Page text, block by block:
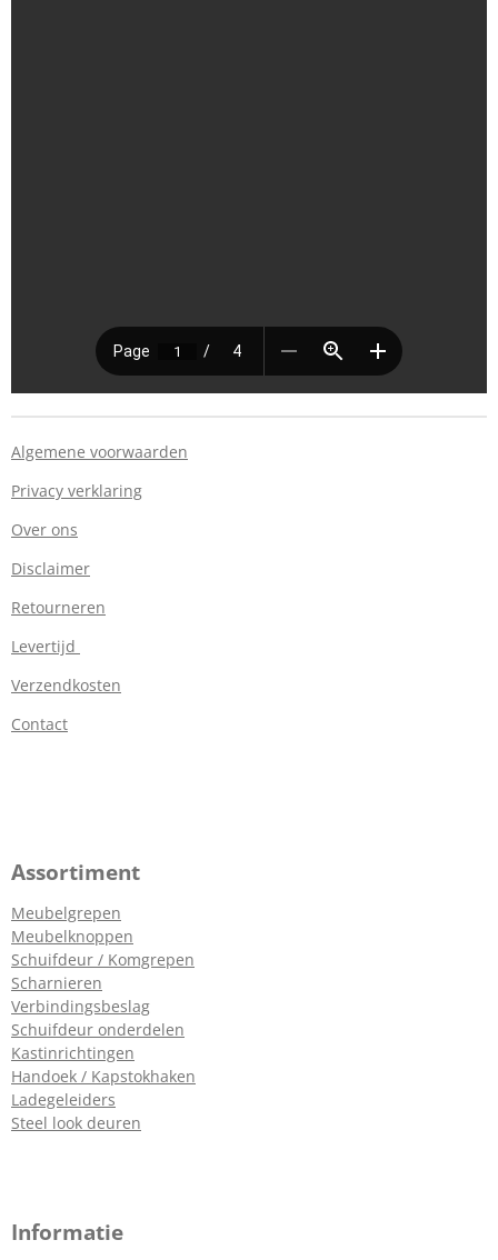
Algemene voorwaarden
Privacy verklaring
Over ons
Disclaimer
Retourneren
Levertijd
Verzendkosten
Contact
Assortiment
Meubelgrepen
Meubelknoppen
Schuifdeur / Komgrepen
Scharnieren
Verbindingsbeslag
Schuifdeur onderdelen
Kastinrichtingen
Handoek / Kapstokhaken
Ladegeleiders
Steel look deuren
Informatie